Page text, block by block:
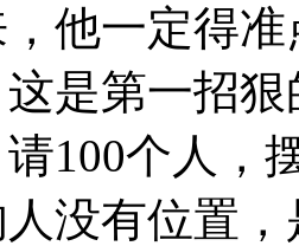
他一定得
是第一招
个人，
有位置，